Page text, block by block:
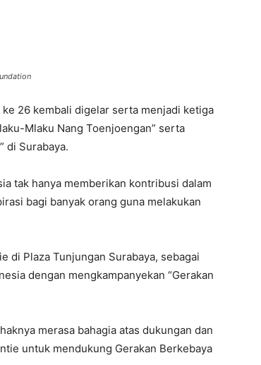
ke 26 kembali digelar serta menjadi ketiga
Mlaku Nang Toenjoengan” serta
di Surabaya.
tak hanya memberikan kontribusi dalam
bagi banyak orang guna melakukan
di Plaza Tunjungan Surabaya, sebagai
dengan mengkampanyekan “Gerakan
merasa bahagia atas dukungan dan
untuk mendukung Gerakan Berkebaya